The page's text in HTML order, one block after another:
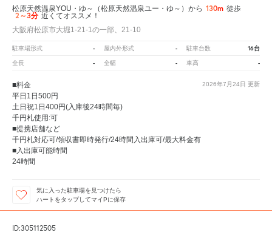
松原天然温泉YOU・ゆ～（松原天然温泉ユー・ゆ～）から 130m 徒歩
2～3分 近くてオススメ！
大阪府松原市大堀1-21-1の一部、21-10
駐車場形式 - 屋内外形式 - 駐車台数 16台
全長 - 全幅 - 車高 -
2026年7月24日 更新
■料金
平日1日500円
土日祝1日400円(入庫後24時間毎)
千円札使用:可
■提携店舗など
千円札対応可/領収書即時発行/24時間入出庫可/最大料金有
■入出庫可能時間
24時間
気に入った駐車場を見つけたら
ハートをタップしてマイPに保存
ID:305112505